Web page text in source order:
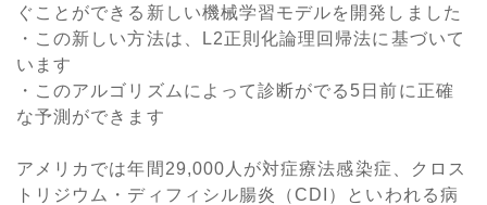
ぐことができる新しい機械学習モデルを開発しました
・この新しい方法は、L2正則化論理回帰法に基づいて
います
・このアルゴリズムによって診断がでる5日前に正確
な予測ができます
アメリカでは年間29,000人が対症療法感染症、クロス
トリジウム・ディフィシル腸炎（CDI）といわれる病